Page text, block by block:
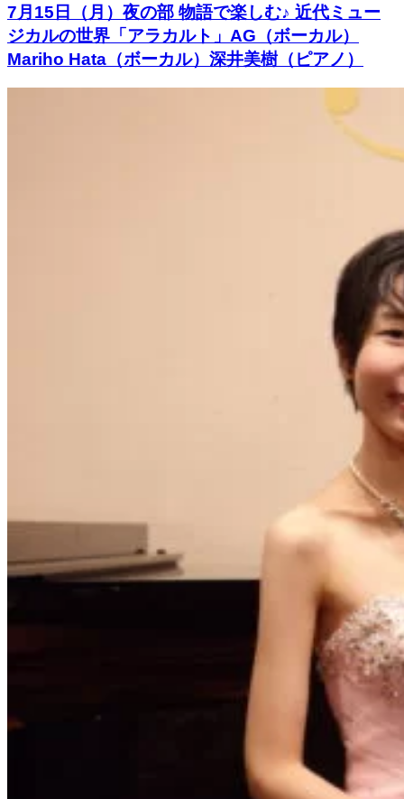
7月15日（月）夜の部 物語で楽しむ♪ 近代ミュー
ジカルの世界「アラカルト」AG（ボーカル）
Mariho Hata（ボーカル）深井美樹（ピアノ）